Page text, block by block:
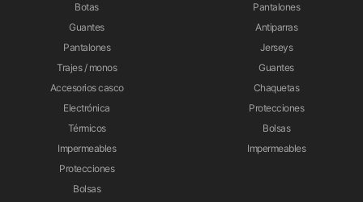
Botas
Guantes
Pantalones
Trajes / monos
Accesorios casco
Electrónica
Térmicos
Impermeables
Protecciones
Bolsas
Pantalones
Antiparras
Jerseys
Guantes
Chaquetas
Protecciones
Bolsas
Impermeables